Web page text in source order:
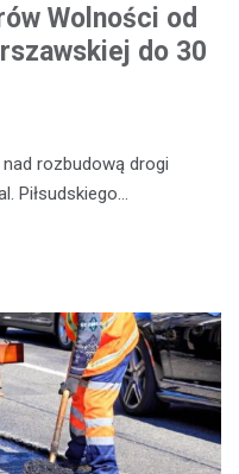
Wolności od
do 30
rozbudową drogi
Piłsudskiego…